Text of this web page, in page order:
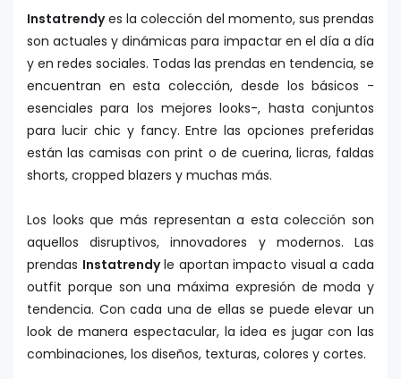
Instatrendyes la colección del momento, sus prendas
son actuales y dinámicas para impactar en el día a día
y en redes sociales. Todas las prendas en tendencia, se
encuentran en esta colección, desde los básicos -
esenciales para los mejores looks-, hasta conjuntos
para lucir chic y fancy. Entre las opciones preferidas
están las camisas con print o de cuerina, licras, faldas
shorts, cropped blazers y muchas más.
Los looks que más representan a esta colección son
aquellos disruptivos, innovadores y modernos. Las
prendas Instatrendyle aportan impacto visual a cada
outfit porque son una máxima expresión de moda y
tendencia. Con cada una de ellas se puede elevar un
look de manera espectacular, la idea es jugar con las
combinaciones, los diseños, texturas, colores y cortes.